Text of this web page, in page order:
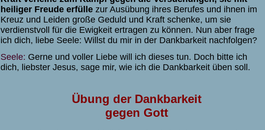
heiliger Freude erfülle zur Ausübung ihres Berufes und ihnen im
Kreuz und Leiden große Geduld und Kraft schenke, um sie
verdienstvoll für die Ewigkeit ertragen zu können. Nun aber frage
ich dich, liebe Seele: Willst du mir in der Dankbarkeit nachfolgen?
Seele: Gerne und voller Liebe will ich dieses tun. Doch bitte ich
dich, liebster Jesus, sage mir, wie ich die Dankbarkeit üben soll.
Übung der Dankbarkeit
gegen Gott